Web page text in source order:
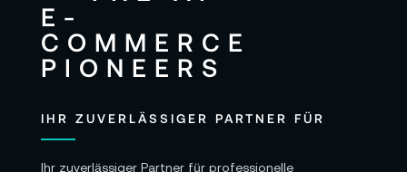
IHR ZUVERLÄSSIGER PARTNER FÜR
Ihr zuverlässiger Partner für professionelle